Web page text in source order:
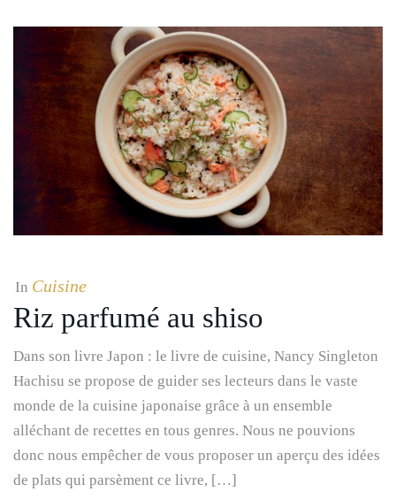
In Cuisine
Riz parfumé au shiso
Dans son livre Japon : le livre de cuisine, Nancy Singleton
Hachisu se propose de guider ses lecteurs dans le vaste
monde de la cuisine japonaise grâce à un ensemble
alléchant de recettes en tous genres. Nous ne pouvions
donc nous empêcher de vous proposer un aperçu des idées
de plats qui parsèment ce livre, […]